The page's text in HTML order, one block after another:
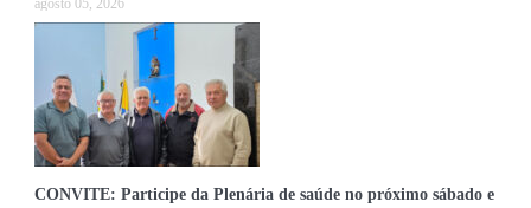
agosto 05, 2026
CONVITE: Participe da Plenária de saúde no próximo sábado e